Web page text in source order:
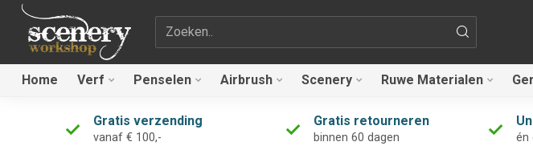
Zoekterm
Home Verf Penselen Airbrush Scenery Ruwe Materialen
Gratis verzending
vanaf € 100,-
Gratis retourneren
binnen 60 dagen én